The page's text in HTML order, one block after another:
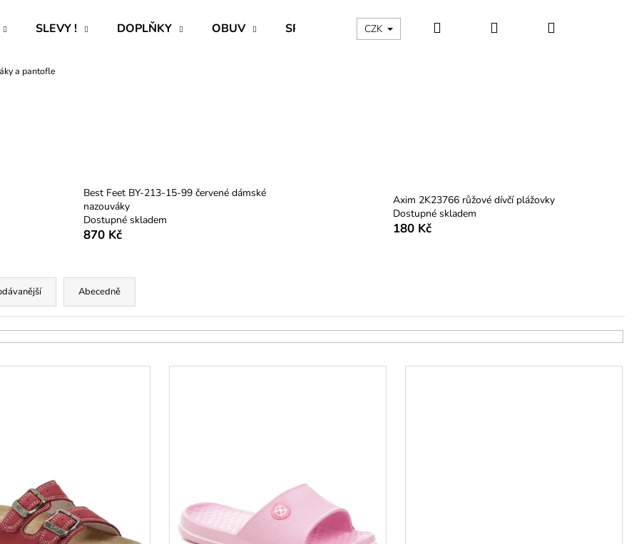
SLEVY ! DOPLŇKY OBUV SPECIÁLNÍ KATEGORIE Kontakty - máte nějaký dotaz?
CZK Hledat PřihlášeníNákupní
a pantofle
Best Feet BY-213-15-99 červené dámské
nazouváky
Dostupné skladem
870 Kč
Axim 2K23766 růžové dívčí plážovky
Dostupné skladem
180 Kč
Abecedně
Co potřebujete najít?
Doporučujeme
TEPLÁKOVÝ KABÁT -
DÉLEK
200 Kč
145 Kč